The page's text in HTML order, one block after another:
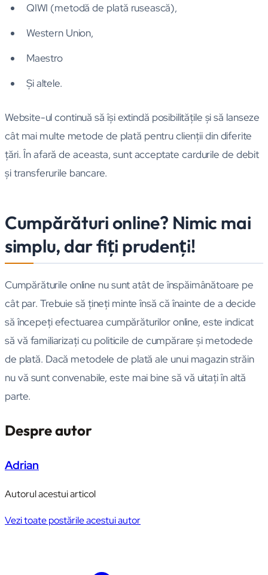
QIWI (metodă de plată rusească),
Western Union,
Maestro
Şi altele.
Website-ul continuă să îşi extindă posibilităţile şi să lanseze
cât mai multe metode de plată pentru clienţii din diferite
ţări. În afară de aceasta, sunt acceptate cardurile de debit
şi transferurile bancare.
Cumpărături online? Nimic mai
simplu, dar fiţi prudenţi!
Cumpărăturile online nu sunt atât de înspăimânătoare pe
cât par. Trebuie să ţineţi minte însă că înainte de a decide
să începeţi efectuarea cumpărăturilor online, este indicat
să vă familiarizaţi cu politicile de cumpărare şi metodede
de plată. Dacă metodele de plată ale unui magazin străin
nu vă sunt convenabile, este mai bine să vă uitaţi în altă
parte.
Despre autor
Adrian
Autorul acestui articol
Vezi toate postările acestui autor